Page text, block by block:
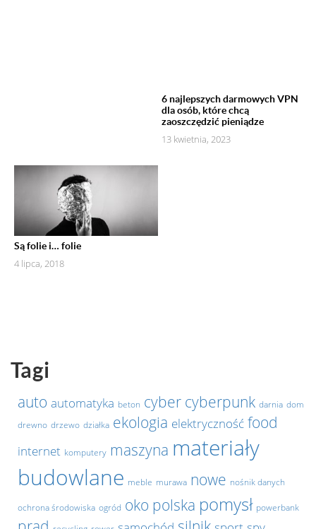
6 najlepszych darmowych VPN
dla osób, które chcą
zaoszczędzić pieniądze
13 kwietnia, 2023
Są folie i… folie
4 lipca, 2018
Tagi
auto automatyka beton cyber cyberpunk darnia dom
drewno drzewo działka ekologia elektryczność food
internet komputery maszyna materiały
budowlane meble murawa nowe nośnik danych
ochrona środowiska ogród oko polska pomysł powerbank